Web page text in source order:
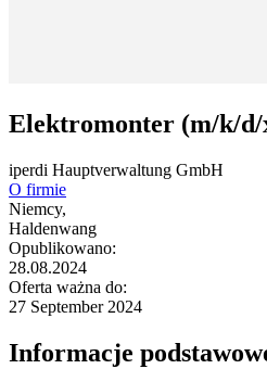
Elek­tro­monter (m/k/d/
iperdi Hauptverwaltung GmbH
O firmie
Niemcy,
Haldenwang
Opublikowano:
28.08.2024
Oferta ważna do:
27 September 2024
Informacje